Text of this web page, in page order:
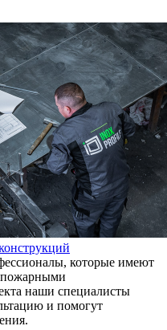
которые имеют
наши специалисты
и помогут